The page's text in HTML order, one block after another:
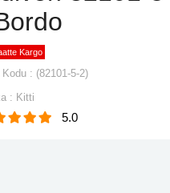
Kargo
(82101-5-2)
: Kitti
5.0